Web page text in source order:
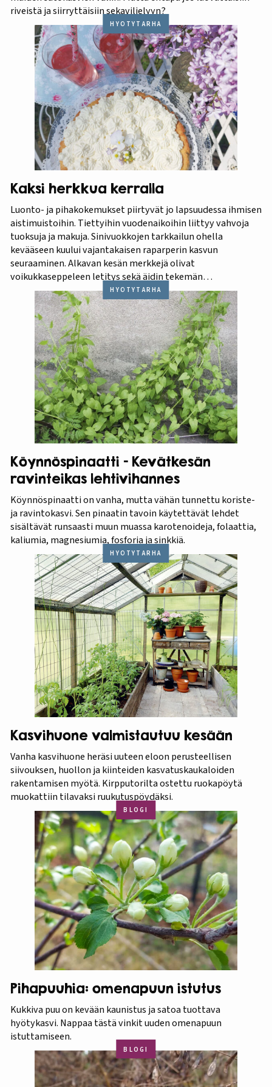
riveistä ja siirryttäisiin sekaviljelyyn?
HYÖTYTARHA
Kaksi herkkua kerralla
Luonto- ja pihakokemukset piirtyvät jo lapsuudessa ihmisen
aistimuistoihin. Tiettyihin vuodenaikoihin liittyy vahvoja
tuoksuja ja makuja. Sinivuokkojen tarkkailun ohella
kevääseen kuului vajantakaisen raparperin kasvun
seuraaminen. Alkavan kesän merkkejä olivat
voikukkaseppeleen letitys sekä äidin tekemän
raparperikiisselin maistelu.HYÖTYTARHA
Köynnöspinaatti – Kevätkesän
ravinteikas lehtivihannes
Köynnöspinaatti on vanha, mutta vähän tunnettu koriste-
ja ravintokasvi. Sen pinaatin tavoin käytettävät lehdet
sisältävät runsaasti muun muassa karotenoideja, folaattia,
kaliumia, magnesiumia, fosforia ja sinkkiä.
HYÖTYTARHA
Kasvihuone valmistautuu kesään
Vanha kasvihuone heräsi uuteen eloon perusteellisen
siivouksen, huollon ja kiinteiden kasvatuskaukaloiden
rakentamisen myötä. Kirpputorilta ostettu ruokapöytä
muokattiin tilavaksi ruukutuspöydäksi.
BLOGI
Pihapuuhia: omenapuun istutus
Kukkiva puu on kevään kaunistus ja satoa tuottava
hyötykasvi. Nappaa tästä vinkit uuden omenapuun
istuttamiseen.
BLOGI